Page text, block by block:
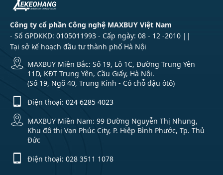
Công ty cổ phần Công nghệ MAXBUY Việt Nam
- Số GPDKKD: 0105011993 - Cấp ngày: 08 - 12 -2010 ||
Tại sở kế hoạch đầu tư thành phố Hà Nội
MAXBUY Miền Bắc: Số 19, Lô 1C, Đường Trung Yên
11D, KĐT Trung Yên, Cầu Giấy, Hà Nội.
(Số 19, Ngõ 40, Trung Kính - Có chỗ đậu ôtô)
Điện thoại: 024 6285 4023
MAXBUY Miền Nam: 99 Đường Nguyễn Thị Nhung,
Khu đô thị Vạn Phúc City, P. Hiệp Bình Phước, Tp. Thủ
Đức
Điện thoại: 028 3511 1078